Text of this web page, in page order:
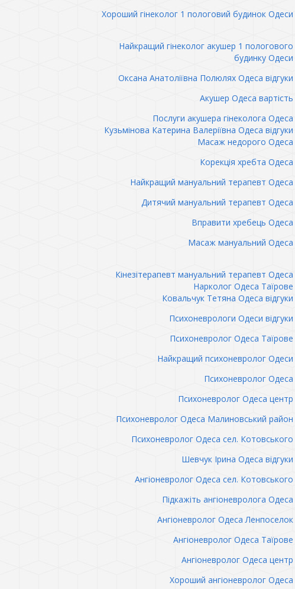
Хороший гінеколог 1 пологовий будинок Одеси
Найкращий гінеколог акушер 1 пологового
будинку Одеси
Оксана Анатоліївна Полюлях Одеса відгуки
Акушер Одеса вартість
Послуги акушера гінеколога Одеса
Кузьмінова Катерина Валеріївна Одеса відгуки
Масаж недорого Одеса
Корекція хребта Одеса
Найкращий мануальний терапевт Одеса
Дитячий мануальний терапевт Одеса
Вправити хребець Одеса
Масаж мануальний Одеса
Кінезітерапевт мануальний терапевт Одеса
Нарколог Одеса Таїрове
Ковальчук Тетяна Одеса відгуки
Психоневрологи Одеси відгуки
Психоневролог Одеса Таїрове
Найкращий психоневролог Одеси
Психоневролог Одеса
Психоневролог Одеса центр
Психоневролог Одеса Малиновський район
Психоневролог Одеса сел. Котовського
Шевчук Ірина Одеса відгуки
Ангіоневролог Одеса сел. Котовського
Підкажіть ангіоневролога Одеса
Ангіоневролог Одеса Ленпоселок
Ангіоневролог Одеса Таїрове
Ангіоневролог Одеса центр
Хороший ангіоневролог Одеса